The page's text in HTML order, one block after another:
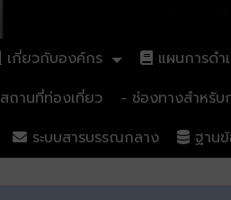
เกี่ยวกับองค์กร แผนการดำ
สถานที่ท่องเที่ยว
- ช่องทางสำหรับ
ระบบสารบรรณกลาง
ฐานข้